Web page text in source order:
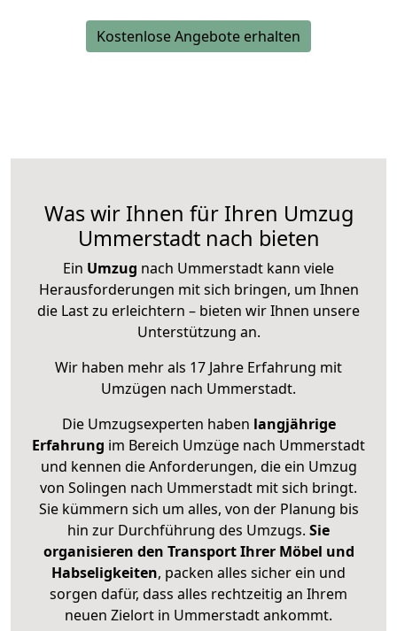
Kostenlose Angebote erhalten
Was wir Ihnen für Ihren Umzug
Ummerstadt nach bieten
Ein Umzug nach Ummerstadt kann viele
Herausforderungen mit sich bringen, um Ihnen
die Last zu erleichtern – bieten wir Ihnen unsere
Unterstützung an.
Wir haben mehr als 17 Jahre Erfahrung mit
Umzügen nach Ummerstadt.
Die Umzugsexperten haben langjährige
Erfahrung im Bereich Umzüge nach Ummerstadt
und kennen die Anforderungen, die ein Umzug
von Solingen nach Ummerstadt mit sich bringt.
Sie kümmern sich um alles, von der Planung bis
hin zur Durchführung des Umzugs. Sie
organisieren den Transport Ihrer Möbel und
Habseligkeiten, packen alles sicher ein und
sorgen dafür, dass alles rechtzeitig an Ihrem
neuen Zielort in Ummerstadt ankommt.